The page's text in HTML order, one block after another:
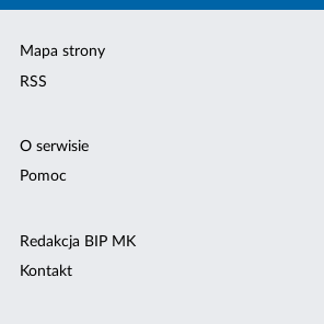
Mapa strony
RSS
O serwisie
Pomoc
Redakcja BIP MK
Kontakt